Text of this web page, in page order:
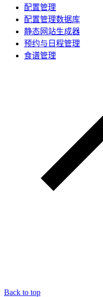
配置管理
配置管理数据库
静态网站生成器
预约与日程管理
食谱管理
Back to top